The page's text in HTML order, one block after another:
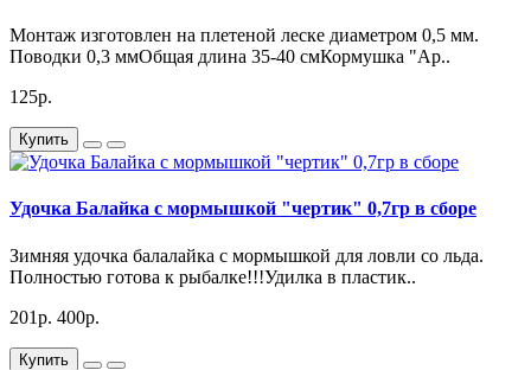
Монтаж изготовлен на плетеной леске диаметром 0,5 мм.
Поводки 0,3 ммОбщая длина 35-40 смКормушка "Ар..
125р.
Купить
Удочка Балайка с мормышкой "чертик" 0,7гр в сборе
Зимняя удочка балалайка с мормышкой для ловли со льда.
Полностью готова к рыбалке!!!Удилка в пластик..
201р. 400р.
Купить